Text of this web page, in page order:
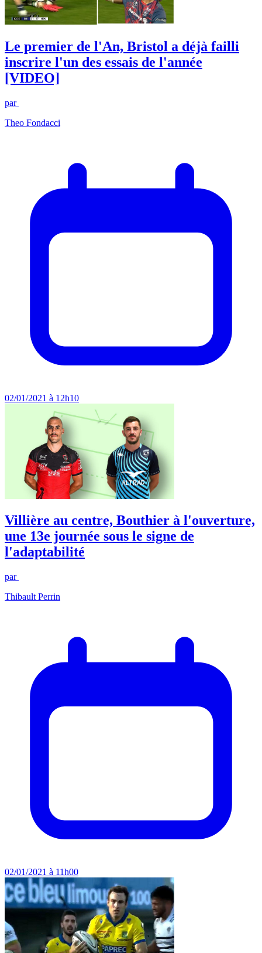
Le premier de l'An, Bristol a déjà failli
inscrire l'un des essais de l'année
[VIDEO]
par
Theo Fondacci
02/01/2021 à 12h10
Villière au centre, Bouthier à l'ouverture,
une 13e journée sous le signe de
l'adaptabilité
par
Thibault Perrin
02/01/2021 à 11h00